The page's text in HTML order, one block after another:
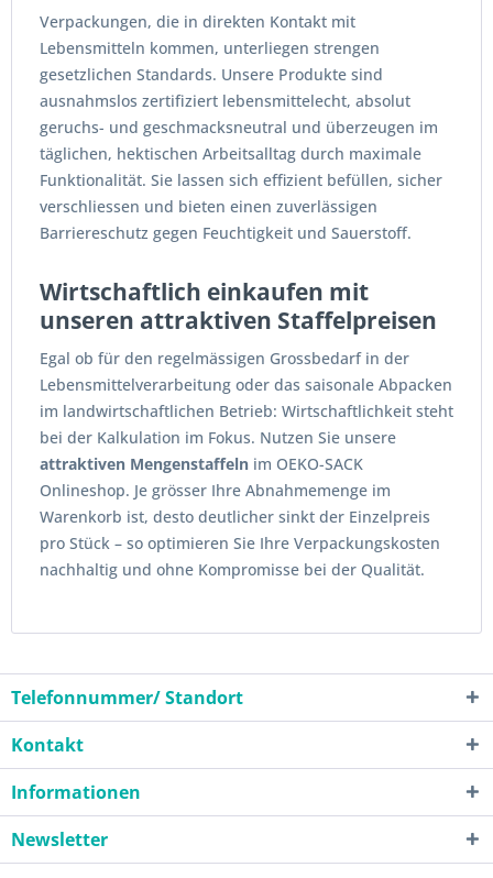
Verpackungen, die in direkten Kontakt mit
Lebensmitteln kommen, unterliegen strengen
gesetzlichen Standards. Unsere Produkte sind
ausnahmslos zertifiziert lebensmittelecht, absolut
geruchs- und geschmacksneutral und überzeugen im
täglichen, hektischen Arbeitsalltag durch maximale
Funktionalität. Sie lassen sich effizient befüllen, sicher
verschliessen und bieten einen zuverlässigen
Barriereschutz gegen Feuchtigkeit und Sauerstoff.
Wirtschaftlich einkaufen mit
unseren attraktiven Staffelpreisen
Egal ob für den regelmässigen Grossbedarf in der
Lebensmittelverarbeitung oder das saisonale Abpacken
im landwirtschaftlichen Betrieb: Wirtschaftlichkeit steht
bei der Kalkulation im Fokus. Nutzen Sie unsere
attraktiven Mengenstaffeln im OEKO-SACK
Onlineshop. Je grösser Ihre Abnahmemenge im
Warenkorb ist, desto deutlicher sinkt der Einzelpreis
pro Stück – so optimieren Sie Ihre Verpackungskosten
nachhaltig und ohne Kompromisse bei der Qualität.
Telefonnummer/ Standort
Kontakt
Informationen
Newsletter